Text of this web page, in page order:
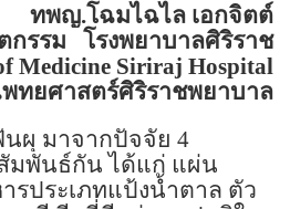
ทพญ.โฉมไฉไล เอกจิตต์
กรรม
โรงพยาบาลศิริราช
Medicine Siriraj Hospital
ทยศาสตร์ศิริราชพยาบาล
นผุ มาจากปัจจัย 4
มพันธ์กัน ได้แก่ แผ่น
รประเภทแป้งน้ำตาล ตัว